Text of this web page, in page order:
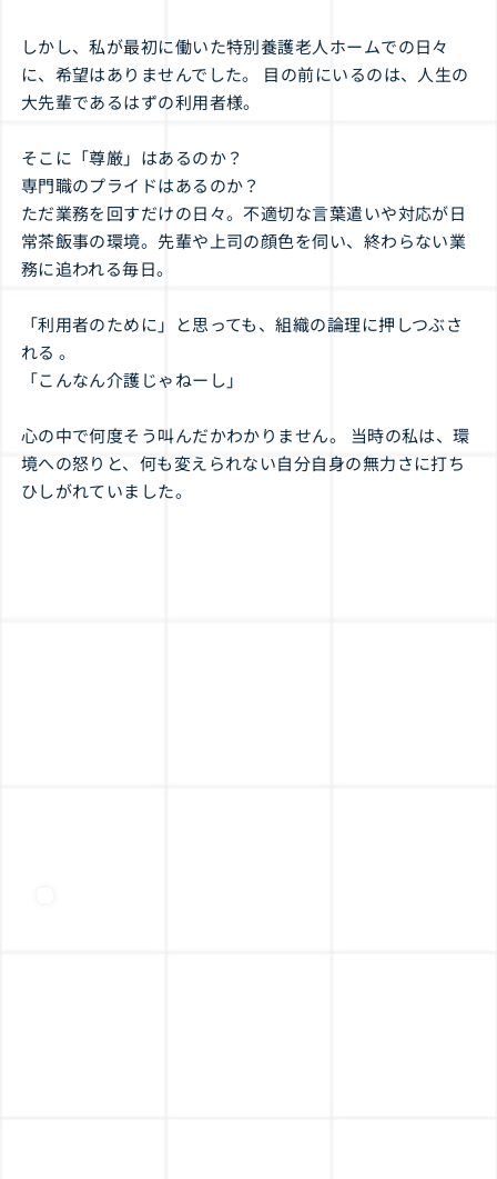
しかし、私が最初に働いた特別養護老人ホームでの日々
に、希望はありませんでした。 目の前にいるのは、人生の
大先輩であるはずの利用者様。
そこに「尊厳」はあるのか？
専門職のプライドはあるのか？
ただ業務を回すだけの日々。不適切な言葉遣いや対応が日
常茶飯事の環境。先輩や上司の顔色を伺い、終わらない業
務に追われる毎日。
「利用者のために」と思っても、組織の論理に押しつぶさ
れる 。
「こんなん介護じゃねーし」
心の中で何度そう叫んだかわかりません。 当時の私は、環
境への怒りと、何も変えられない自分自身の無力さに打ち
ひしがれていました。